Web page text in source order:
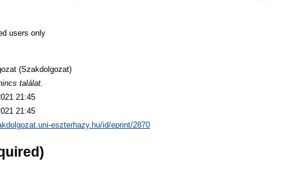
users only
(Szakdolgozat)
találat.
21:45
21:45
eszterhazy.hu/id/eprint/2870